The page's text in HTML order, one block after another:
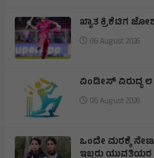
ಖ್ಯಾತ ಕ್ರಿಕೆಟಿಗ
06 August 2026
ವಿಂಡೀಸ್ ವಿರುದ್ಧ
06 August 2026
ಒಂದೇ ಮರಕ್ಕೆ
ಇಬ್ಬರು ಯುವತಿಯರ